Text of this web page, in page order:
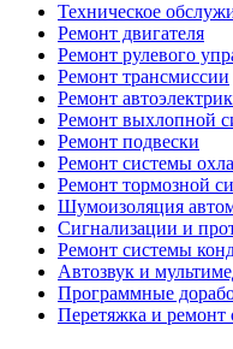
Техническое
Ремонт двигателя
Ремонт рулевого
Ремонт трансмиссии
Ремонт
Ремонт выхлопной
Ремонт подвески
Ремонт системы
Ремонт тормозной
Шумоизоляция
Сигнализации и
Ремонт системы
Автозвук и
Программные
Перетяжка и ремонт